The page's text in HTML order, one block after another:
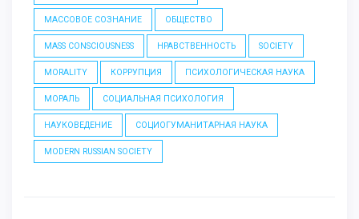
МАССОВОЕ СОЗНАНИЕ ОБЩЕСТВО
MASS CONSCIOUSNESS НРАВСТВЕННОСТЬ SOCIETY
MORALITY КОРРУПЦИЯ ПСИХОЛОГИЧЕСКАЯ НАУКА
МОРАЛЬ СОЦИАЛЬНАЯ ПСИХОЛОГИЯ
НАУКОВЕДЕНИЕ СОЦИОГУМАНИТАРНАЯ НАУКА
MODERN RUSSIAN SOCIETY